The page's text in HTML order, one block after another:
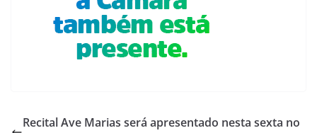
Recital Ave Marias será apresentado nesta sexta no